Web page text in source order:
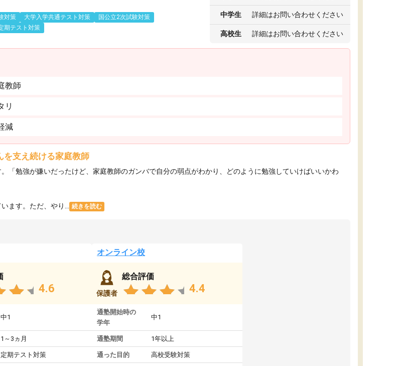
対策 大学入学共通テスト対策
国公立2次試験対策
期テスト対策
中学生 詳細はお問い合わせください
高校生 詳細はお問い合わせください
教師
リ
減
を支え続ける家庭教師
「勉強が嫌いだったけど、家庭教師のガンバで自分の弱点がわかり、どのように勉強していけばいいかわ
ます。ただ、やり... 続きを読む
4.6
中1
1～3ヵ月
定期テスト対策
オンライン校
保護者
総合評価
4.4
通塾開始時の
学年
中1
通塾期間 1年以上
通った目的 高校受験対策